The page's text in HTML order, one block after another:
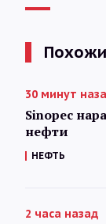
30 минут
Sinopec
нефти
НЕФТЬ
2 часа назад